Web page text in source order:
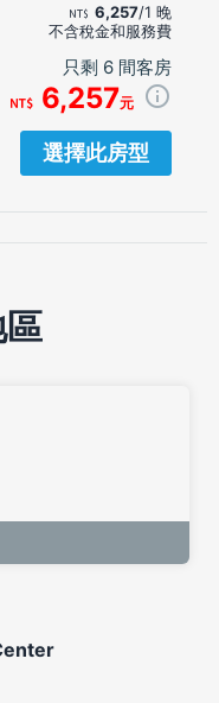
6,257/1 晚
不含稅金和服務費
只剩 6 間客房
6,257元
選擇此房型